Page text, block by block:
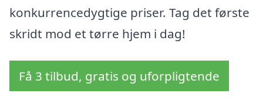
konkurrencedygtige priser. Tag det første
skridt mod et tørre hjem i dag!
Få 3 tilbud, gratis og uforpligtende